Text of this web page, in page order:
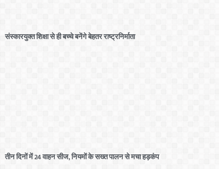
संस्कारयुक्त शिक्षा से ही बच्चे बनेंगे बेहतर राष्ट्रनिर्माता
तीन दिनों में 24 वाहन सीज, नियमों के सख्त पालन से मचा हड़कंप